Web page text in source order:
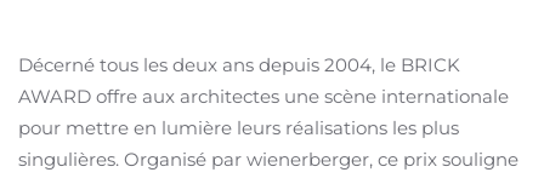
Décerné tous les deux ans depuis 2004, le BRICK
AWARD offre aux architectes une scène internationale
pour mettre en lumière leurs réalisations les plus
singulières. Organisé par wienerberger, ce prix souligne